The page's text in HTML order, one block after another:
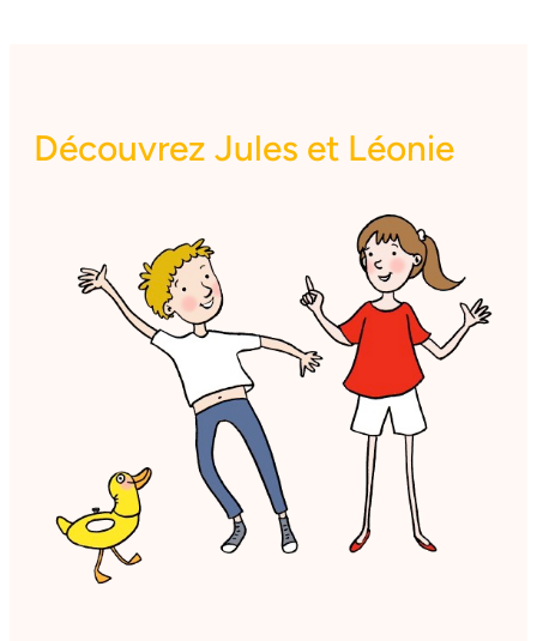
Découvrez Jules et Léonie